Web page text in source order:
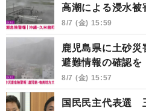
高潮による浸水被
8/7 (金) 15:59
鹿児島県に土砂
避難情報の確認を
8/7 (金) 15:57
国民民主代表選